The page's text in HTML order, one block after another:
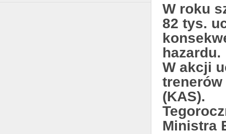
W roku
82 tys.
hazardu.
W akcji
(KAS).
Ministra